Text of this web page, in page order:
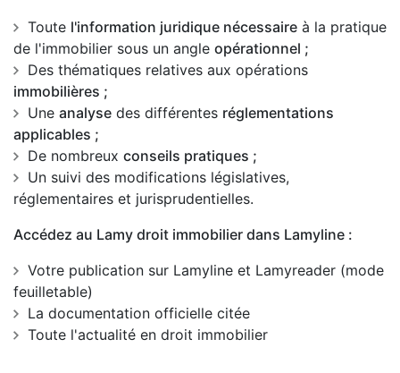
Toute l'information juridique nécessaire à la pratique
de l'immobilier sous un angle opérationnel ;
Des thématiques relatives aux opérations
immobilières ;
Une analyse des différentes réglementations
applicables ;
De nombreux conseils pratiques ;
Un suivi des modifications législatives,
réglementaires et jurisprudentielles.
Accédez au Lamy droit immobilier dans Lamyline :
Votre publication sur Lamyline et Lamyreader (mode
feuilletable)
La documentation officielle citée
Toute l'actualité en droit immobilier